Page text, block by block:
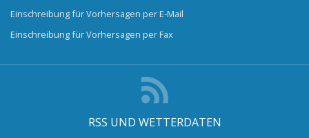
Einschreibung für Vorhersagen per E-Mail
Einschreibung für Vorhersagen per Fax
RSS UND WETTERDATEN